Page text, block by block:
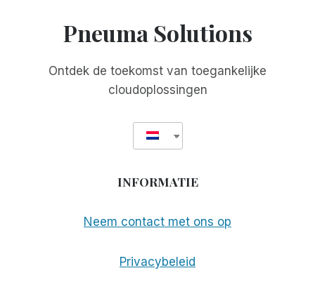
Pneuma Solutions
Ontdek de toekomst van toegankelijke
cloudoplossingen
INFORMATIE
Neem contact met ons op
Privacybeleid